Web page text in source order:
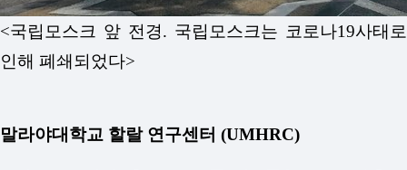
<국립모스크 앞 전경. 국립모스크는 코로나19사태로
인해 폐쇄되었다>
말라야대학교 할랄 연구센터 (UMHRC)